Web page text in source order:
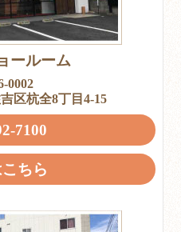
ールーム
0002
区杭全8丁目4-15
7100
ちら